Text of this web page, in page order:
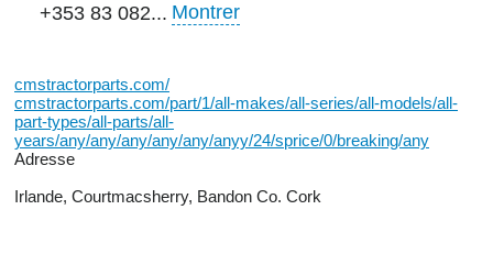
+353 83 082... Montrer
cmstractorparts.com/
cmstractorparts.com/part/1/all-makes/all-series/all-models/all-
part-types/all-parts/all-
years/any/any/any/any/any/anyy/24/sprice/0/breaking/any
Adresse
Irlande, Courtmacsherry, Bandon Co. Cork